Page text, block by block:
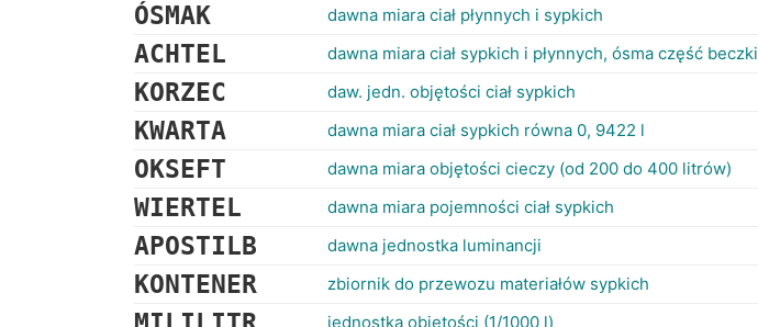
ÓSMAK dawna miara ciał płynnych i sypkich
ACHTEL dawna miara ciał sypkich i płynnych, ósma część beczki
KORZEC daw. jedn. objętości ciał sypkich
KWARTA dawna miara ciał sypkich równa 0, 9422 l
OKSEFT dawna miara objętości cieczy (od 200 do 400 litrów)
WIERTEL dawna miara pojemności ciał sypkich
APOSTILB dawna jednostka luminancji
KONTENER zbiornik do przewozu materiałów sypkich
jednostka objętości (1/1000 l)